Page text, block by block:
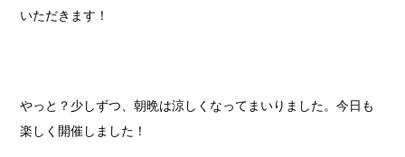
いただきます！
やっと？少しずつ、朝晩は涼しくなってまいりました。今日も
楽しく開催しました！